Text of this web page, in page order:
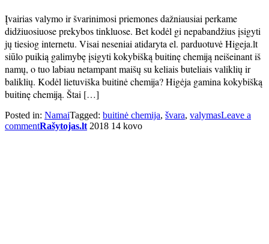
Įvairias valymo ir švarinimosi priemones dažniausiai perkame
didžiuosiuose prekybos tinkluose. Bet kodėl gi nepabandžius įsigyti
jų tiesiog internetu. Visai neseniai atidaryta el. parduotuvė Higeja.lt
siūlo puikią galimybę įsigyti kokybišką buitinę chemiją neišeinant iš
namų, o tuo labiau netampant maišų su keliais buteliais valiklių ir
baliklių. Kodėl lietuviška buitinė chemija? Higėja gamina kokybišką
buitinę chemiją. Štai […]
Posted in: NamaiTagged: buitinė chemija, švara, valymasLeave a
commentRašytojas.lt 2018 14 kovo